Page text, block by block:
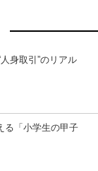
身取引”のリアル
る「小学生の甲子